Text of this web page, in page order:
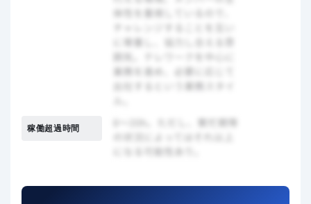
稼働超過時間